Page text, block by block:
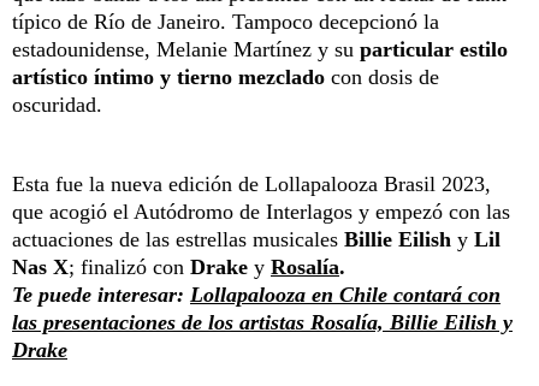
típico de Río de Janeiro. Tampoco decepcionó la
estadounidense, Melanie Martínez y su particular estilo
artístico íntimo y tierno mezclado con dosis de
oscuridad.
Esta fue la nueva edición de Lollapalooza Brasil 2023,
que acogió el Autódromo de Interlagos y empezó con las
actuaciones de las estrellas musicales Billie Eilish y Lil
Nas X; finalizó con Drake y Rosalía.
Te puede interesar: Lollapalooza en Chile contará con
las presentaciones de los artistas Rosalía, Billie Eilish y
Drake